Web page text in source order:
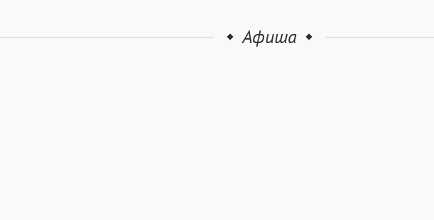
Афиша